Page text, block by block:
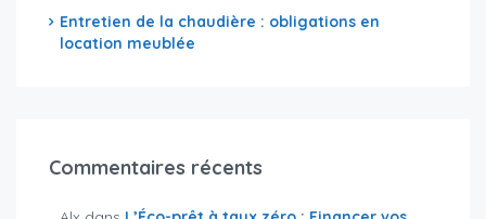
Entretien de la chaudière : obligations en
location meublée
Commentaires récents